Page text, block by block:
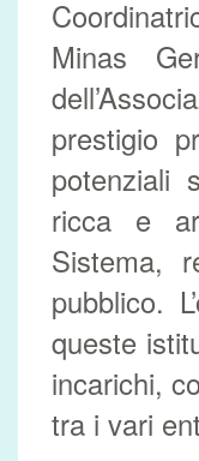
Minas
prestigio
potenziali
ricca e
Sistema,
pubblico.
queste
incarichi,
tra i vari